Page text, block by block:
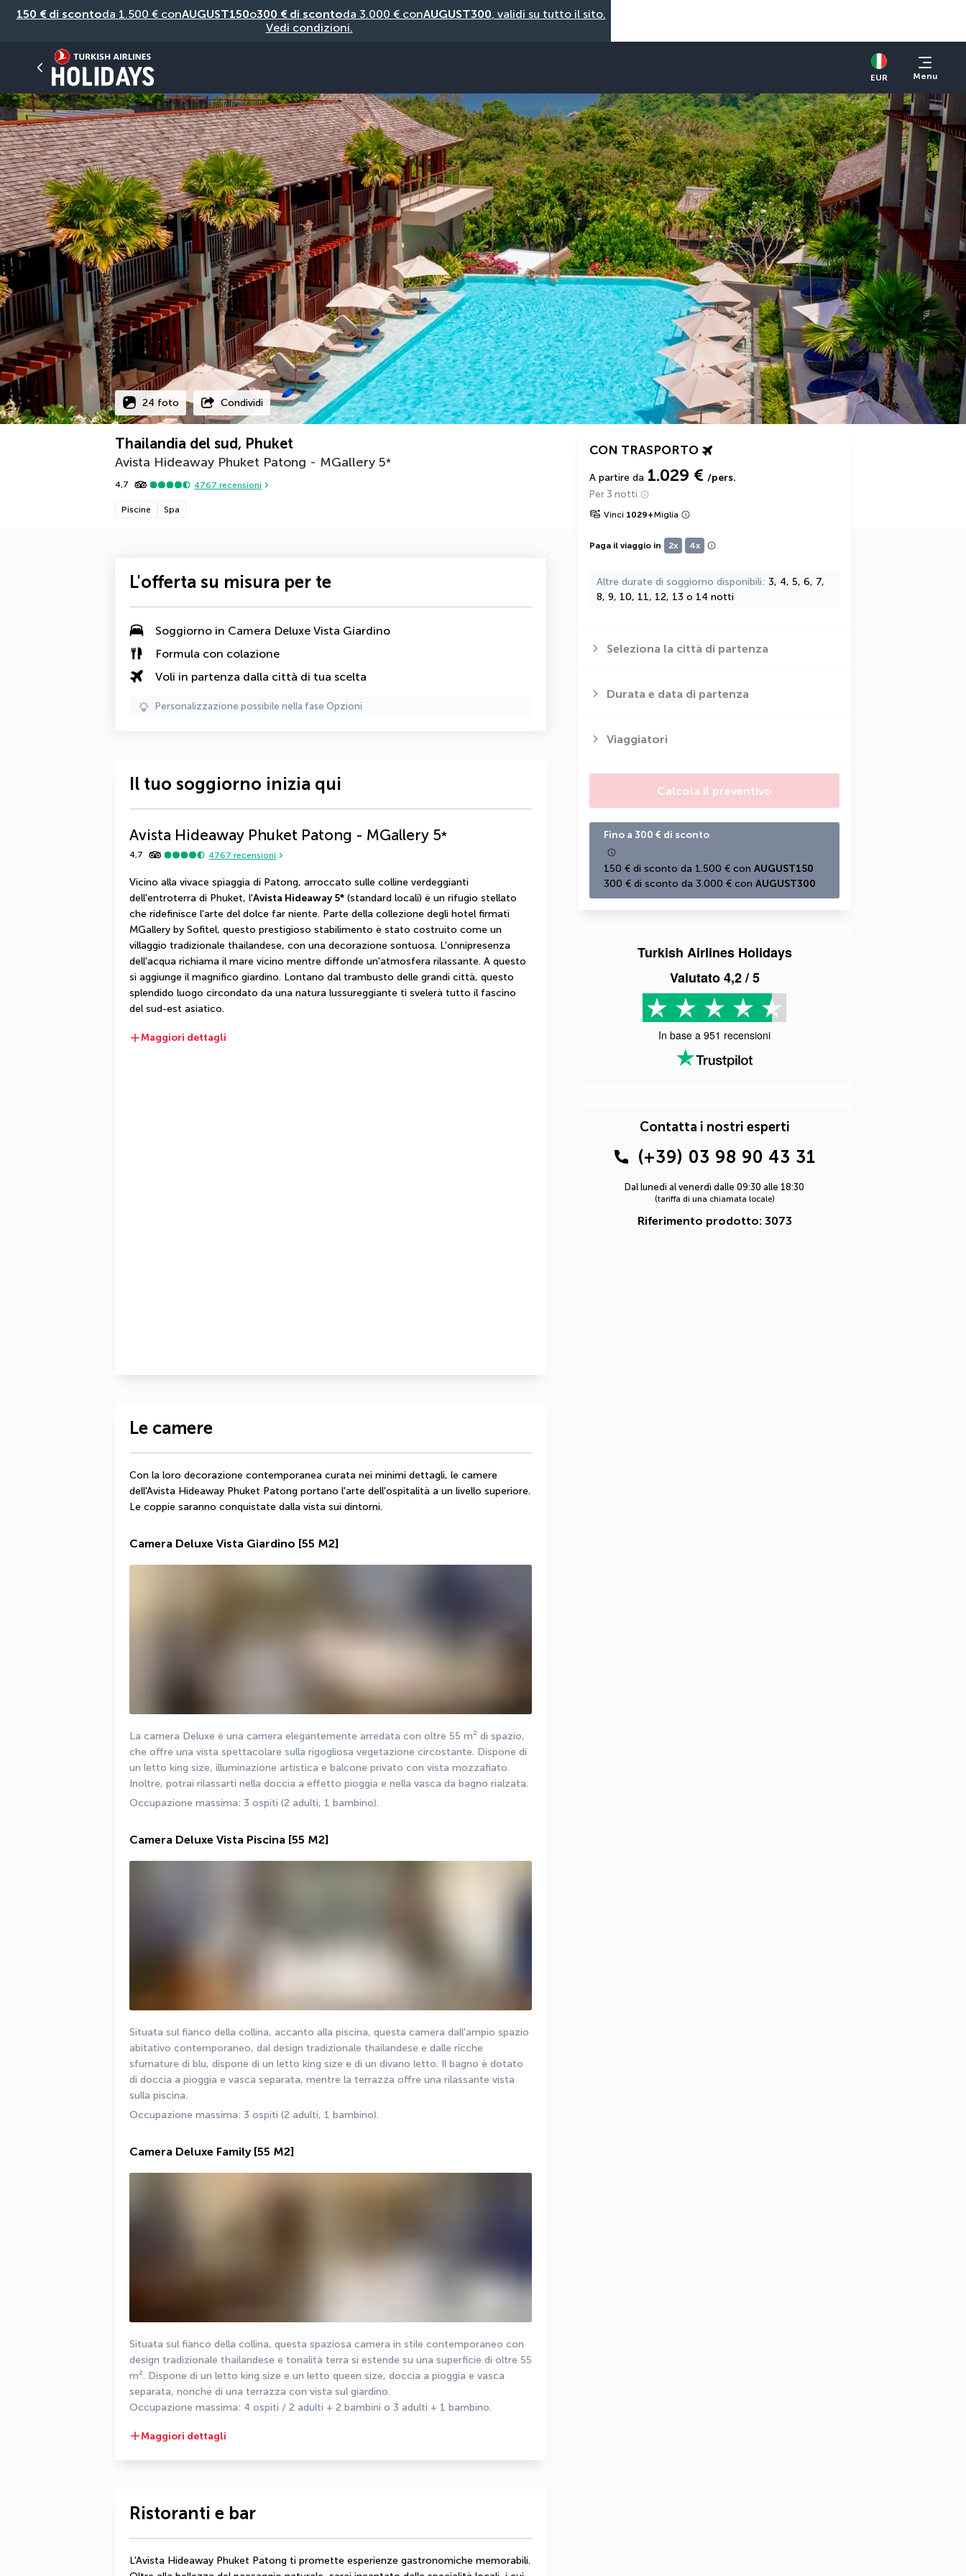
150 € di scontoda 1.500 € conAUGUST150o300 € di scontoda 3.000 € conAUGUST300, validi su tutto il sito.
Vedi condizioni.
EUR Menu
24 foto Condividi
Thailandia del sud, Phuket
Avista Hideaway Phuket Patong - MGallery 5*
4,7 4767 recensioni
Piscine Spa
CON TRASPORTO
A partire da 1.029 € /pers.
Per 3 notti
Vinci 1029+Miglia
Paga il viaggio in 2x 4x
Altre durate di soggiorno disponibili 3, 4, 5, 6, 7,
8, 9, 10, 11, 12, 13 o 14 notti
Seleziona la città di partenza
Durata e data di partenza
Viaggiatori
Calcola il preventivo
Fino a 300 € di sconto
150 € di sconto da 1.500 € con AUGUST150
300 € di sconto da 3.000 € con AUGUST300
Turkish Airlines Holidays
Valutato4,2/ 5
In base a 951 recensioni
Contatta i nostri esperti
(+39) 03 98 90 43 31
Dal lunedì al venerdì dalle 09:30 alle 18:30
(tariffa di una chiamata locale)
Riferimento prodotto: 3073
L'offerta su misura per te
Soggiorno in Camera Deluxe Vista Giardino
Formula con colazione
Voli in partenza dalla città di tua scelta
Personalizzazione possibile nella fase Opzioni
Il tuo soggiorno inizia qui
Avista Hideaway Phuket Patong - MGallery 5*
4,7 4767 recensioni
Vicino alla vivace spiaggia di Patong, arroccato sulle colline verdeggianti
dell'entroterra di Phuket, l'Avista Hideaway 5* (standard locali) è un rifugio stellato
che ridefinisce l'arte del dolce far niente. Parte della collezione degli hotel firmati
MGallery by Sofitel, questo prestigioso stabilimento è stato costruito come un
villaggio tradizionale thailandese, con una decorazione sontuosa. L'onnipresenza
dell'acqua richiama il mare vicino mentre diffonde un'atmosfera rilassante. A questo
si aggiunge il magnifico giardino. Lontano dal trambusto delle grandi città, questo
splendido luogo circondato da una natura lussureggiante ti svelerà tutto il fascino
del sud-est asiatico.
Maggiori dettagli
Le camere
Con la loro decorazione contemporanea curata nei minimi dettagli, le camere
dell'Avista Hideaway Phuket Patong portano l'arte dell'ospitalità a un livello superiore.
Le coppie saranno conquistate dalla vista sui dintorni.
Camera Deluxe Vista Giardino [55 M2]
La camera Deluxe è una camera elegantemente arredata con oltre 55 m² di spazio,
che offre una vista spettacolare sulla rigogliosa vegetazione circostante. Dispone di
un letto king size, illuminazione artistica e balcone privato con vista mozzafiato.
Inoltre, potrai rilassarti nella doccia a effetto pioggia e nella vasca da bagno rialzata.
Occupazione massima: 3 ospiti (2 adulti, 1 bambino).
Camera Deluxe Vista Piscina [55 M2]
Situata sul fianco della collina, accanto alla piscina, questa camera dall'ampio spazio
abitativo contemporaneo, dal design tradizionale thailandese e dalle ricche
sfumature di blu, dispone di un letto king size e di un divano letto. Il bagno è dotato
di doccia a pioggia e vasca separata, mentre la terrazza offre una rilassante vista
sulla piscina.
Occupazione massima: 3 ospiti (2 adulti, 1 bambino).
Camera Deluxe Family [55 M2]
Situata sul fianco della collina, questa spaziosa camera in stile contemporaneo con
design tradizionale thailandese e tonalità terra si estende su una superficie di oltre 55
m². Dispone di un letto king size e un letto queen size, doccia a pioggia e vasca
separata, nonché di una terrazza con vista sul giardino.
Occupazione massima: 4 ospiti / 2 adulti + 2 bambini o 3 adulti + 1 bambino.
Maggiori dettagli
Ristoranti e bar
L'Avista Hideaway Phuket Patong ti promette esperienze gastronomiche memorabili.